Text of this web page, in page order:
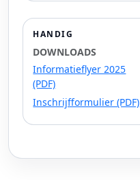
HANDIG
DOWNLOADS
Informatieflyer 2025
(PDF)
Inschrijfformulier (PDF)